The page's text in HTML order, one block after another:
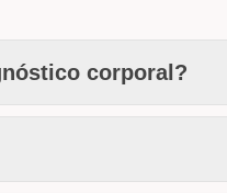
corporal?